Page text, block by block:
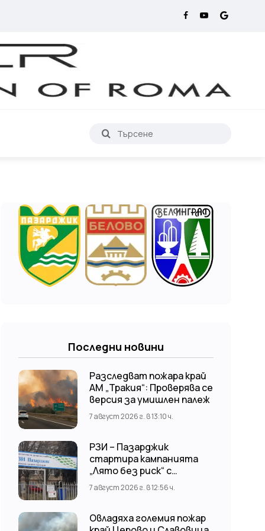
Последни новини
Разследват пожара край
АМ „Тракия“: Проверява се
версия за умишлен палеж
7 август 2026 г. в 13:10 ч.
РЗИ – Пазарджик
стартира кампанията
„Лято без риск“ с
безплатни и анонимни
изследвания за ХИВ
7 август 2026 г. в 12:56 ч.
Овладяха големия пожар